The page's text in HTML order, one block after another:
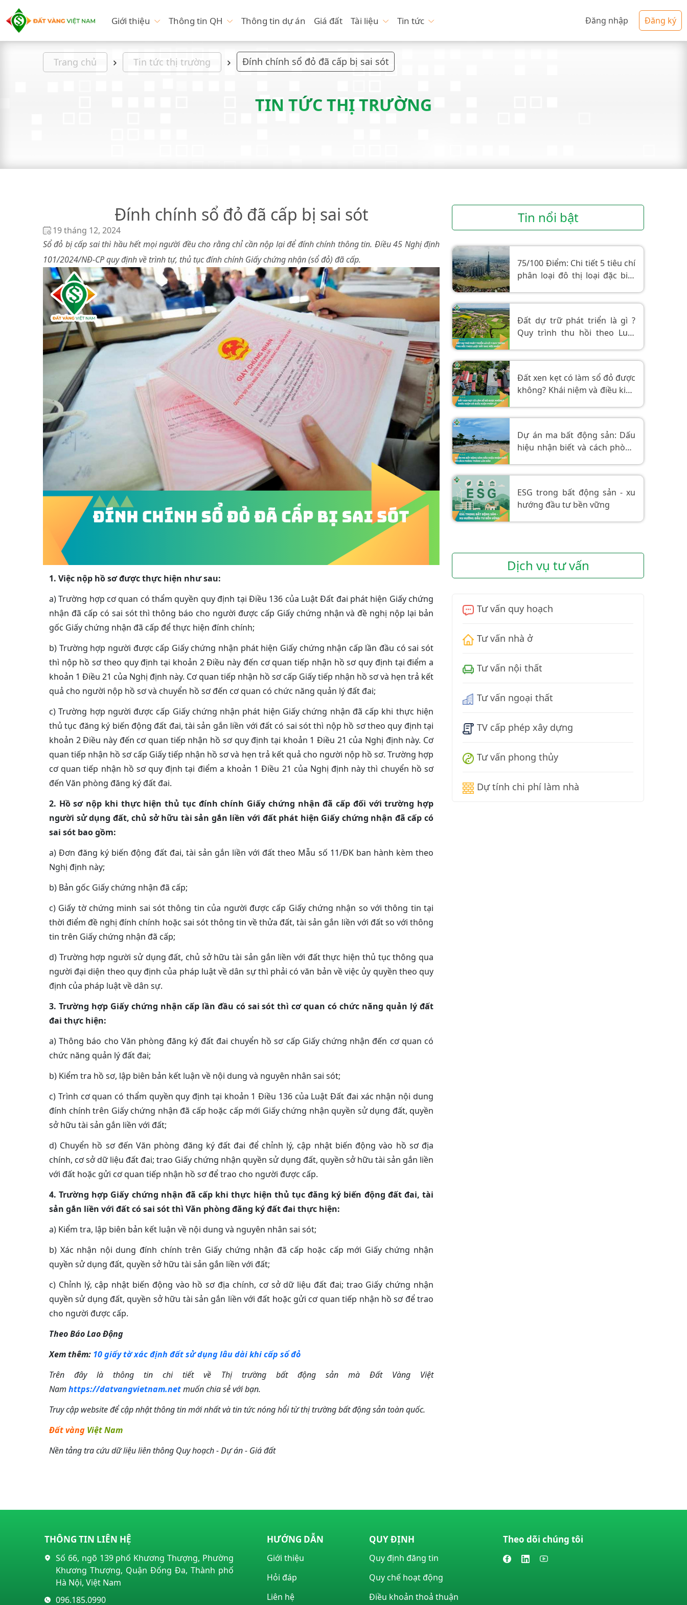
Giới thiệu Thông tin QH Thông tin dự án Giá đất Tài liệu Tin tức Đăng nhập Đăng ký
TIN TỨC THỊ TRƯỜNG
Trang chủ Tin tức thị trường Đính chính sổ đỏ đã cấp bị sai sót
Đính chính sổ đỏ đã cấp bị sai sót
19 tháng 12, 2024
Sổ đỏ bị cấp sai thì hầu hết mọi người đều cho rằng chỉ cần nộp lại để đính chính thông tin. Điều 45 Nghị định
101/2024/NĐ-CP quy định về trình tự, thủ tục đính chính Giấy chứng nhận (sổ đỏ) đã cấp.
1. Việc nộp hồ sơ được thực hiện như sau:
a) Trường hợp cơ quan có thẩm quyền quy định tại Điều 136 của Luật Đất đai phát hiện Giấy chứng
nhận đã cấp có sai sót thì thông báo cho người được cấp Giấy chứng nhận và đề nghị nộp lại bản
gốc Giấy chứng nhận đã cấp để thực hiện đính chính;
b) Trường hợp người được cấp Giấy chứng nhận phát hiện Giấy chứng nhận cấp lần đầu có sai sót
thì nộp hồ sơ theo quy định tại khoản 2 Điều này đến cơ quan tiếp nhận hồ sơ quy định tại điểm a
khoản 1 Điều 21 của Nghị định này. Cơ quan tiếp nhận hồ sơ cấp Giấy tiếp nhận hồ sơ và hẹn trả kết
quả cho người nộp hồ sơ và chuyển hồ sơ đến cơ quan có chức năng quản lý đất đai;
c) Trường hợp người được cấp Giấy chứng nhận phát hiện Giấy chứng nhận đã cấp khi thực hiện
thủ tục đăng ký biến động đất đai, tài sản gắn liền với đất có sai sót thì nộp hồ sơ theo quy định tại
khoản 2 Điều này đến cơ quan tiếp nhận hồ sơ quy định tại khoản 1 Điều 21 của Nghị định này. Cơ
quan tiếp nhận hồ sơ cấp Giấy tiếp nhận hồ sơ và hẹn trả kết quả cho người nộp hồ sơ. Trường hợp
cơ quan tiếp nhận hồ sơ quy định tại điểm a khoản 1 Điều 21 của Nghị định này thì chuyển hồ sơ
đến Văn phòng đăng ký đất đai.
2. Hồ sơ nộp khi thực hiện thủ tục đính chính Giấy chứng nhận đã cấp đối với trường hợp
người sử dụng đất, chủ sở hữu tài sản gắn liền với đất phát hiện Giấy chứng nhận đã cấp có
sai sót bao gồm:
a) Đơn đăng ký biến động đất đai, tài sản gắn liền với đất theo Mẫu số 11/ĐK ban hành kèm theo
Nghị định này;
b) Bản gốc Giấy chứng nhận đã cấp;
c) Giấy tờ chứng minh sai sót thông tin của người được cấp Giấy chứng nhận so với thông tin tại
thời điểm đề nghị đính chính hoặc sai sót thông tin về thửa đất, tài sản gắn liền với đất so với thông
tin trên Giấy chứng nhận đã cấp;
d) Trường hợp người sử dụng đất, chủ sở hữu tài sản gắn liền với đất thực hiện thủ tục thông qua
người đại diện theo quy định của pháp luật về dân sự thì phải có văn bản về việc ủy quyền theo quy
định của pháp luật về dân sự.
3. Trường hợp Giấy chứng nhận cấp lần đầu có sai sót thì cơ quan có chức năng quản lý đất
đai thực hiện:
a) Thông báo cho Văn phòng đăng ký đất đai chuyển hồ sơ cấp Giấy chứng nhận đến cơ quan có
chức năng quản lý đất đai;
b) Kiểm tra hồ sơ, lập biên bản kết luận về nội dung và nguyên nhân sai sót;
c) Trình cơ quan có thẩm quyền quy định tại khoản 1 Điều 136 của Luật Đất đai xác nhận nội dung
đính chính trên Giấy chứng nhận đã cấp hoặc cấp mới Giấy chứng nhận quyền sử dụng đất, quyền
sở hữu tài sản gắn liền với đất;
d) Chuyển hồ sơ đến Văn phòng đăng ký đất đai để chỉnh lý, cập nhật biến động vào hồ sơ địa
chính, cơ sở dữ liệu đất đai; trao Giấy chứng nhận quyền sử dụng đất, quyền sở hữu tài sản gắn liền
với đất hoặc gửi cơ quan tiếp nhận hồ sơ để trao cho người được cấp.
4. Trường hợp Giấy chứng nhận đã cấp khi thực hiện thủ tục đăng ký biến động đất đai, tài
sản gắn liền với đất có sai sót thì Văn phòng đăng ký đất đai thực hiện:
a) Kiểm tra, lập biên bản kết luận về nội dung và nguyên nhân sai sót;
b) Xác nhận nội dung đính chính trên Giấy chứng nhận đã cấp hoặc cấp mới Giấy chứng nhận
quyền sử dụng đất, quyền sở hữu tài sản gắn liền với đất;
c) Chỉnh lý, cập nhật biến động vào hồ sơ địa chính, cơ sở dữ liệu đất đai; trao Giấy chứng nhận
quyền sử dụng đất, quyền sở hữu tài sản gắn liền với đất hoặc gửi cơ quan tiếp nhận hồ sơ để trao
cho người được cấp.
Theo Báo Lao Động
Xem thêm: 10 giấy tờ xác định đất sử dụng lâu dài khi cấp sổ đỏ
Trên đây là thông tin chi tiết về Thị trường bất động sản mà Đất Vàng Việt
Nam https://datvangvietnam.netmuốn chia sẻ với bạn.
Truy cập website để cập nhật thông tin mới nhất và tin tức nóng hổi từ thị trường bất động sản toàn quốc.
Đất vàng Việt Nam
​​Nền tảng tra cứu dữ liệu liên thông Quy hoạch - Dự án - Giá đất
Tin nổi bật
75/100 Điểm: Chi tiết 5 tiêu chí
phân loại đô thị loại đặc biệt
Đất dự trữ phát triển là gì ?
Quy trình thu hồi theo Luật
Đất xen kẹt có làm sổ đỏ được
không? Khái niệm và điều kiện
Dự án ma bất động sản: Dấu
hiệu nhận biết và cách phòng
ESG trong bất động sản - xu
hướng đầu tư bền vững
Dịch vụ tư vấn
Tư vấn quy hoạch
Tư vấn nhà ở
Tư vấn nội thất
Tư vấn ngoại thất
TV cấp phép xây dựng
Tư vấn phong thủy
Dự tính chi phí làm nhà
THÔNG TIN LIÊN HỆ
Số 66, ngõ 139 phố Khương Thượng, Phường
Khương Thượng, Quận Đống Đa, Thành phố
Hà Nội, Việt Nam
096.185.0990
HƯỚNG DẪN
Giới thiệu
Hỏi đáp
Liên hệ
QUY ĐỊNH
Quy định đăng tin
Quy chế hoạt động
Điều khoản thoả thuận
Theo dõi chúng tôi